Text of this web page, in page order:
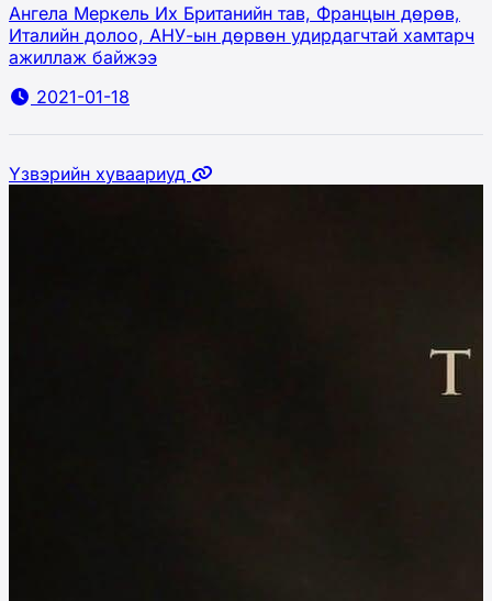
Ангела Меркель Их Британийн тав, Францын дөрөв,
Италийн долоо, АНУ-ын дөрвөн удирдагчтай хамтарч
ажиллаж байжээ
2021-01-18
Үзвэрийн хуваариуд